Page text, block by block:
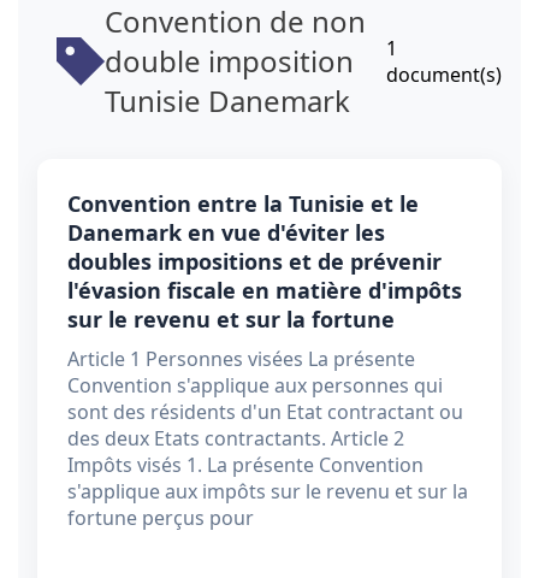
Convention de non
double imposition
Tunisie Danemark
1
document(s)
Convention entre la Tunisie et le
Danemark en vue d'éviter les
doubles impositions et de prévenir
l'évasion fiscale en matière d'impôts
sur le revenu et sur la fortune
Article 1 Personnes visées La présente
Convention s'applique aux personnes qui
sont des résidents d'un Etat contractant ou
des deux Etats contractants. Article 2
Impôts visés 1. La présente Convention
s'applique aux impôts sur le revenu et sur la
fortune perçus pour